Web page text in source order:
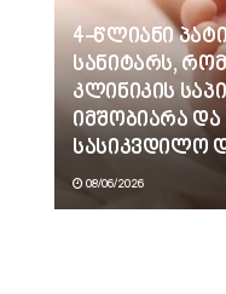
4-წლიანი
სანიტარს,
კლინიკის
იმშობიარა
სასიკვდილო
08/06/2026